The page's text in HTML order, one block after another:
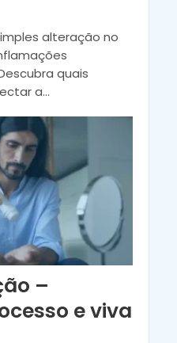
alteração no
quais
a...
–
e viva